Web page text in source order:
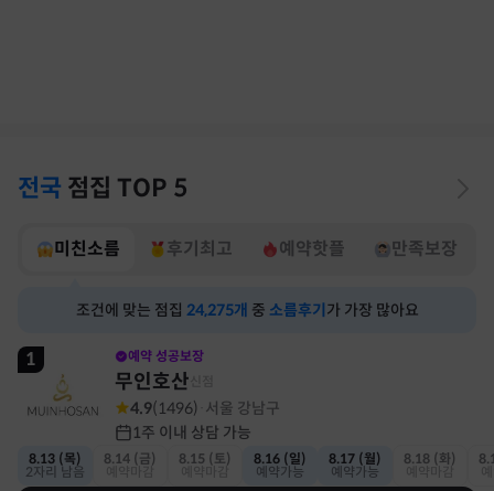
전국 점집 TOP 5
미친소름 후기최고 예약핫플 만족보장
조건에 맞는 점집 24,275개 중 소름후기 가 가장 많아요
1 예약 성공보장
무인호산
4.9(1496) 서울 강남구
1주 이내 상담 가능
8.13 (목)
2자리 남음
8.14 (금)
8.15 (토)
8.16 (일)
예약가능
8.17 (월)
예약가능
8.18 (화)